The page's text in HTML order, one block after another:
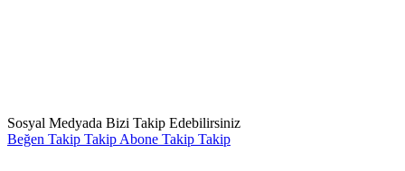
Sosyal Medyada Bizi Takip Edebilirsiniz
Beğen Takip Takip Abone Takip Takip